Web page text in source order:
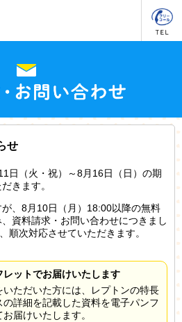
せ
日（火・祝）～8月16日（日）の期
きます。
、8月10日（月）18:00以降の無料
資料請求・お問い合わせにつきまし
順次対応させていただきます。
レットでお届けいたします
いただいた方には、レプトンの特長
の詳細を記載した資料を電子パンフ
届けいたします。